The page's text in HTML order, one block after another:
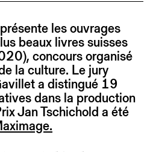
les ouvrages
beaux livres suisses
concours organisé
la culture. Le jury
a distingué 19
dans la production
Jan Tschichold a été